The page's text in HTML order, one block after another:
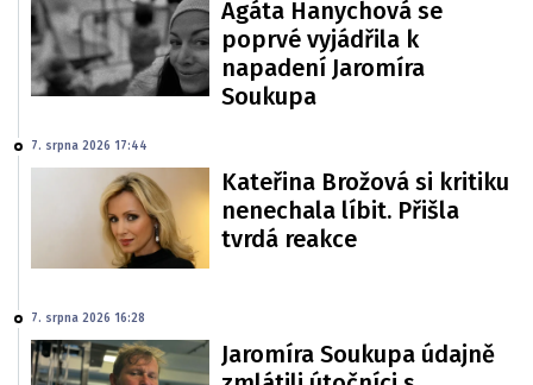
Agáta Hanychová se
poprvé vyjádřila k
napadení Jaromíra
Soukupa
7. srpna 2026 17:44
Kateřina Brožová si kritiku
nenechala líbit. Přišla
tvrdá reakce
7. srpna 2026 16:28
Jaromíra Soukupa údajně